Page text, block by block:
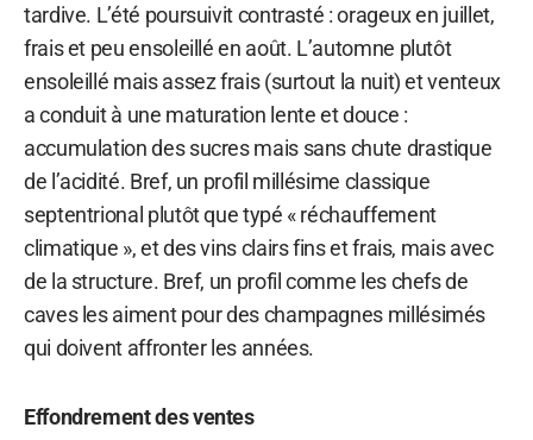
tardive. L’été poursuivit contrasté : orageux en juillet,
frais et peu ensoleillé en août. L’automne plutôt
ensoleillé mais assez frais (surtout la nuit) et venteux
a conduit à une maturation lente et douce :
accumulation des sucres mais sans chute drastique
de l’acidité. Bref, un profil millésime classique
septentrional plutôt que typé « réchauffement
climatique », et des vins clairs fins et frais, mais avec
de la structure. Bref, un profil comme les chefs de
caves les aiment pour des champagnes millésimés
qui doivent affronter les années.
Effondrement des ventes